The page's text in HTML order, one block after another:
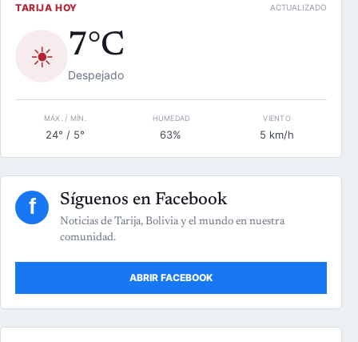
TARIJA HOY ACTUALIZADO
☀ 7°C
Despejado
MÁX. / MÍN.
24° / 5°
HUMEDAD
63%
VIENTO
5 km/h
f Síguenos en Facebook
Noticias de Tarija, Bolivia y el mundo en nuestra
comunidad.
ABRIR FACEBOOK